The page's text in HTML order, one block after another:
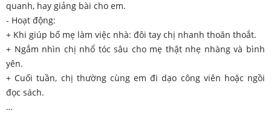
quanh, hay giảng bài cho em.
- Hoạt động:
+ Khi giúp bố mẹ làm việc nhà: đôi tay chị nhanh thoăn thoắt.
+ Ngắm nhìn chị nhổ tóc sâu cho mẹ thật nhẹ nhàng và bình
yên.
+ Cuối tuần, chị thường cùng em đi dạo công viên hoặc ngồi
đọc sách.
…